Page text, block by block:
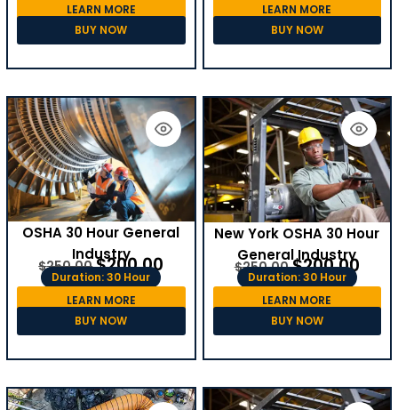
LEARN MORE
BUY NOW
LEARN MORE
BUY NOW
OSHA 30 Hour General
Industry
$250.00 $200.00
Duration: 30 Hour
LEARN MORE
BUY NOW
New York OSHA 30 Hour
General Industry
$250.00 $200.00
Duration: 30 Hour
LEARN MORE
BUY NOW